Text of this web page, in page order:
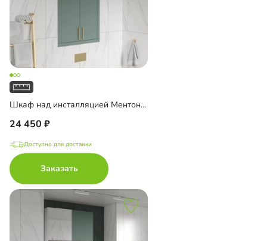
Шкаф над инсталляцией Ментон-3
24 450
Доступно для доставки
Заказать